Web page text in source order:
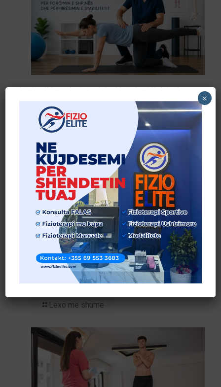
Ushtrime Fizioterapie për Forcimin e Muskujve të Shpinës dhe
Lexo më shumë
Terapia Manuale: Çfarë është dhe kur rekomandohet?
Lexo më shumë
×